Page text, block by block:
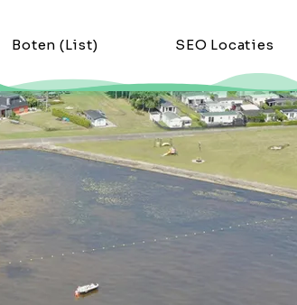
Boten (List) SEO Locaties